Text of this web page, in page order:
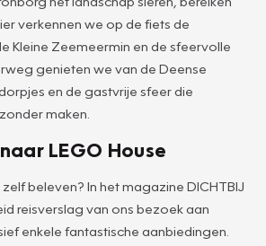
verkennen we op de fiets de
Kleine Zeemeermin en de sfeervolle
genieten we van de Deense
en de gastvrije sfeer die
maken.
LEGO House
beleven? In het magazine DICHTBIJ
reisverslag van ons bezoek aan
enkele fantastische aanbiedingen.